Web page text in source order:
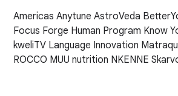
Americas Anytune AstroVeda
Focus Forge Human Program Know
kweliTV Language Innovation
ROCCO MUU nutrition NKENNE